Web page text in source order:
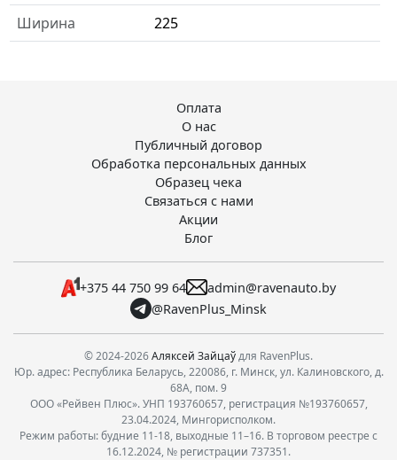
Ширина
225
Оплата
О нас
Публичный договор
Обработка персональных данных
Образец чека
Связаться с нами
Акции
Блог
+375 44 750 99 64
admin@ravenauto.by
@RavenPlus_Minsk
© 2024-2026Аляксей Зайцаўдля RavenPlus.
Юр. адрес: Республика Беларусь, 220086, г. Минск, ул. Калиновского, д.
68А, пом. 9
ООО «Рейвен Плюс». УНП 193760657, регистрация №193760657,
23.04.2024, Мингорисполком.
Режим работы: будние 11-18, выходные 11–16. В торговом реестре с
16.12.2024, № регистрации 737351.